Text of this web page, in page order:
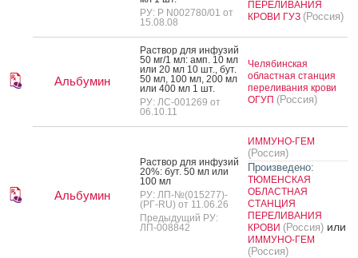
РУ: Р N002780/01 от
15.08.08
ПЕРЕЛИВАНИЯ
КРОВИ ГУЗ (Россия)
Альбумин
Рас­твор для ин­фу­зий
50 мг/1 мл: амп. 10 мл
или 20 мл 10 шт., бут.
50 мл, 100 мл, 200 мл
или 400 мл 1 шт.
РУ: ЛС-001269 от
06.10.11
Челябинская
областная станция
переливания крови
ОГУП (Россия)
Альбумин
Рас­твор для ин­фу­зий
20%: бут. 50 мл или
100 мл
РУ: ЛП-№(015277)-
(РГ-RU) от 11.06.26
Предыдущий РУ:
ЛП-008842
ИММУНО-ГЕМ
(Россия)
Произведено:
ТЮМЕНСКАЯ
ОБЛАСТНАЯ
СТАНЦИЯ
ПЕРЕЛИВАНИЯ
КРОВИ (Россия) или
ИММУНО-ГЕМ
(Россия)